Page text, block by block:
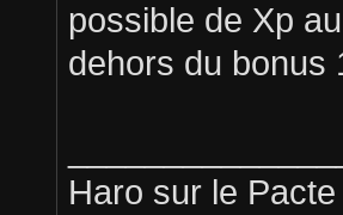
possible de Xp
dehors du bonus
Haro sur le